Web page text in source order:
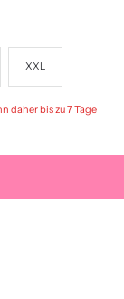
XXL
daher bis zu 7 Tage